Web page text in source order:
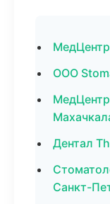
ООО
Дентал
Санкт-